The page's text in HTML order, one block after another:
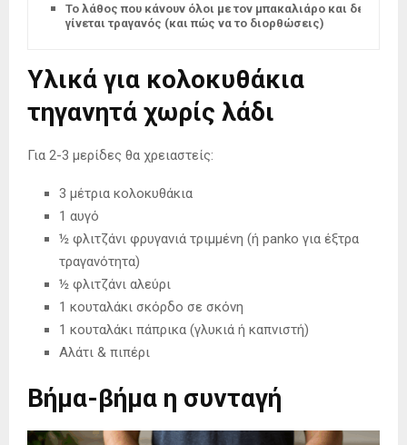
Το λάθος που κάνουν όλοι με τον μπακαλιάρο και δεν
γίνεται τραγανός (και πώς να το διορθώσεις)
Υλικά για κολοκυθάκια
τηγανητά χωρίς λάδι
Για 2-3 μερίδες θα χρειαστείς:
3 μέτρια κολοκυθάκια
1 αυγό
½ φλιτζάνι φρυγανιά τριμμένη (ή panko για έξτρα
τραγανότητα)
½ φλιτζάνι αλεύρι
1 κουταλάκι σκόρδο σε σκόνη
1 κουταλάκι πάπρικα (γλυκιά ή καπνιστή)
Αλάτι & πιπέρι
Βήμα-βήμα η συνταγή